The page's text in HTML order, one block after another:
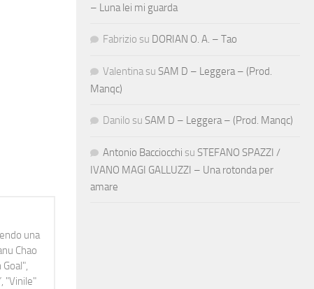
una
Chao
"Vinile"
– Luna lei mi guarda
Fabrizio su DORIAN O. A. – Tao
Valentina su SAM D – Leggera – (Prod.
Manqc)
Danilo su SAM D – Leggera – (Prod. Manqc)
Antonio Bacciocchi su STEFANO SPAZZI /
IVANO MAGI GALLUZZI – Una rotonda per
amare